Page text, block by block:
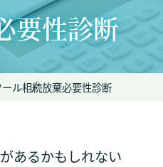
要性診断
ル相続放棄必要性診断
あるかもしれない